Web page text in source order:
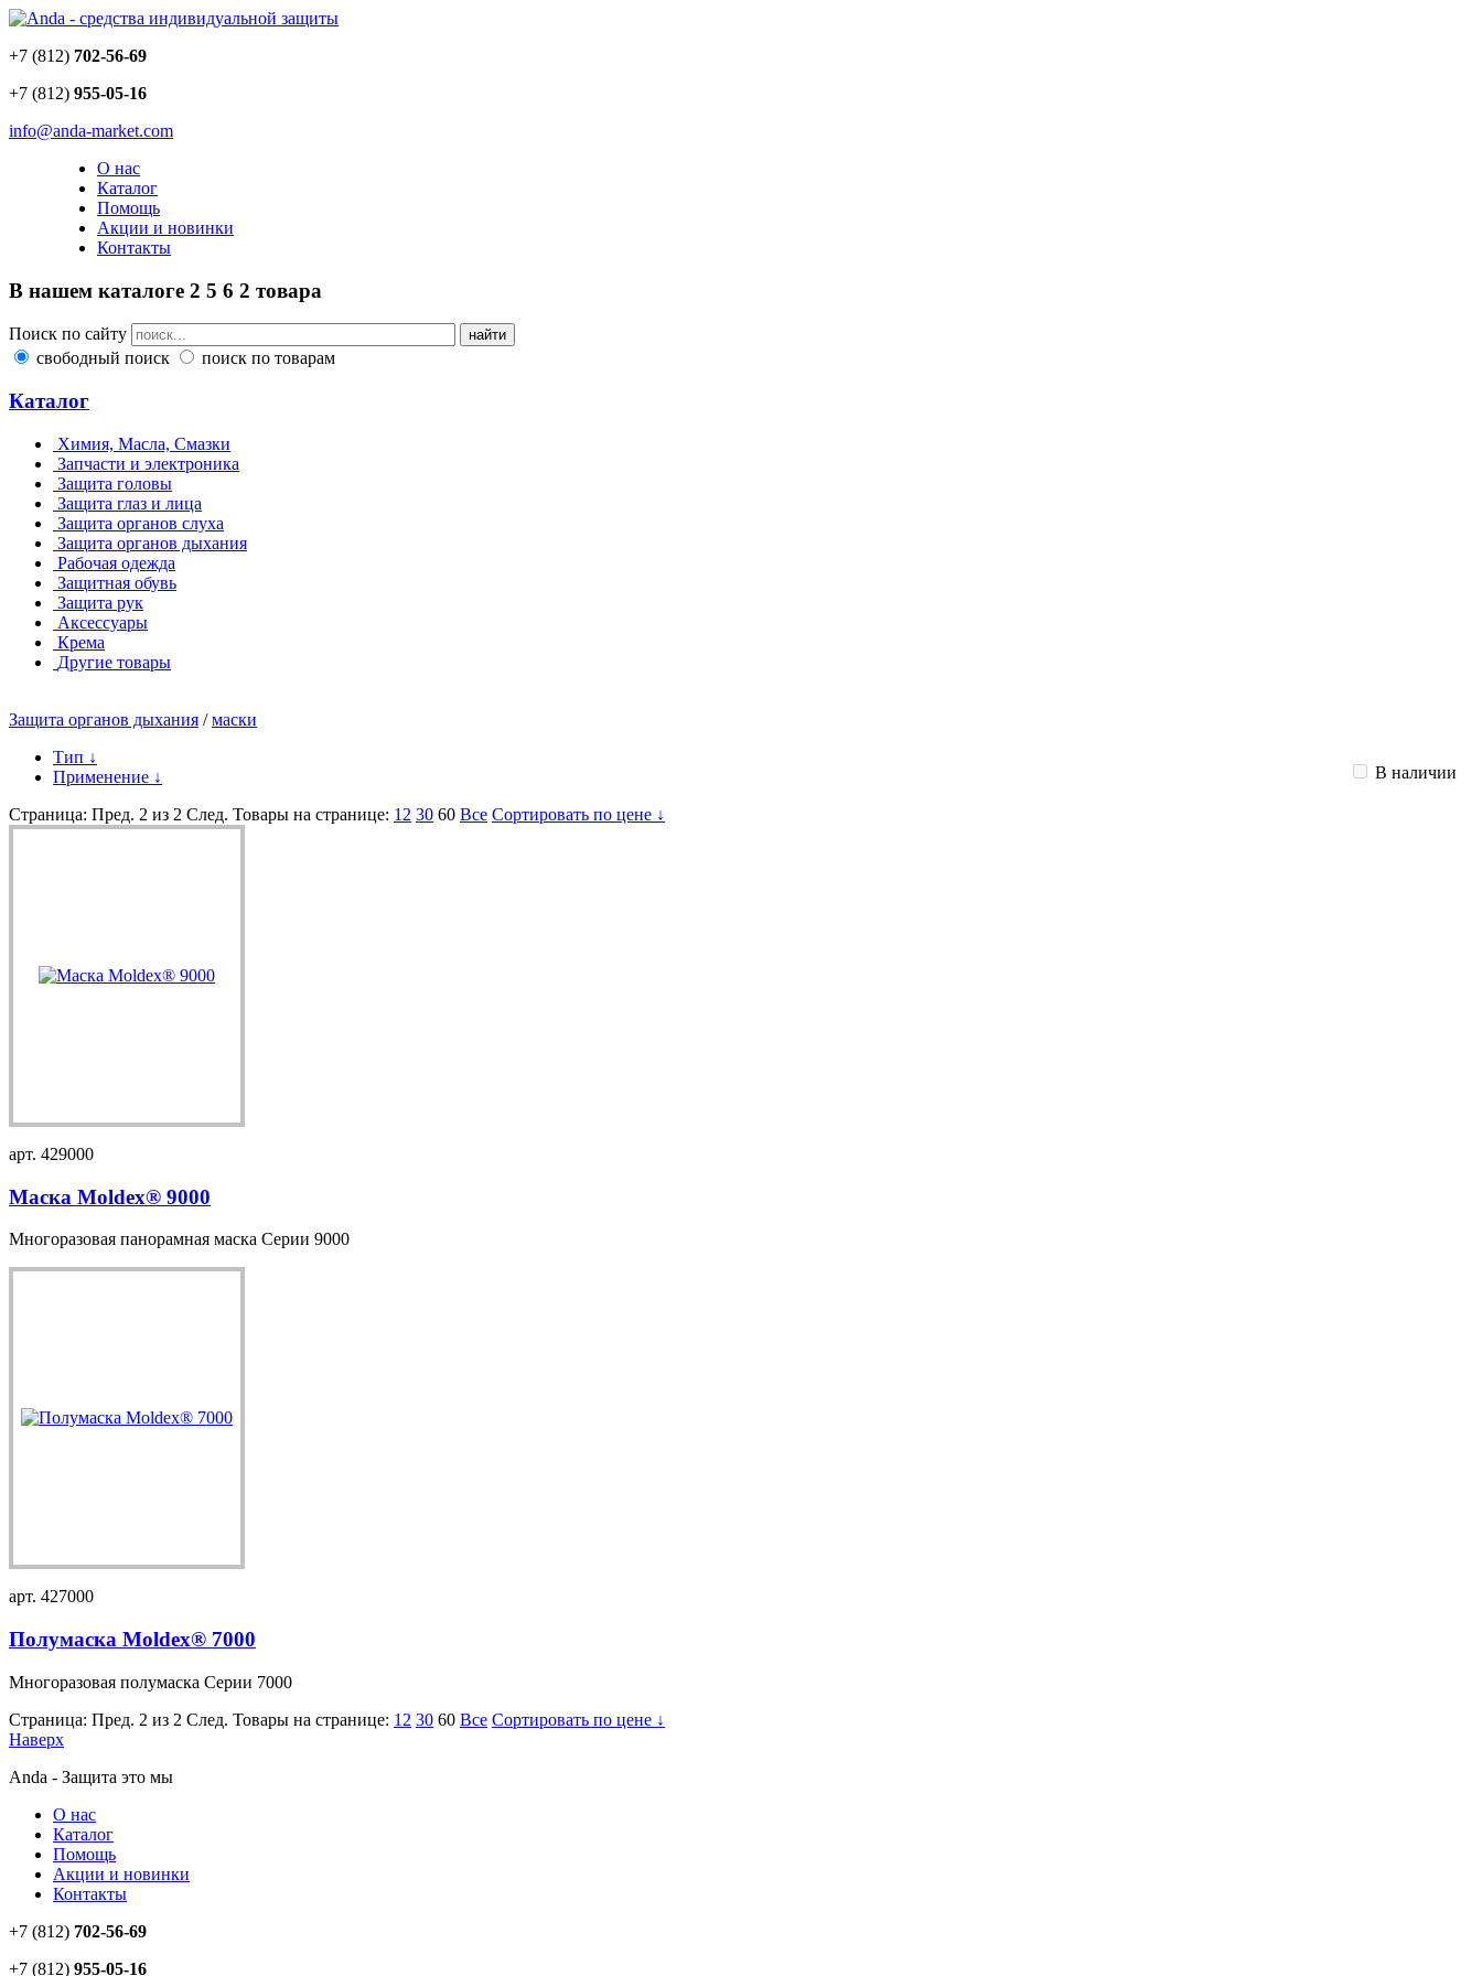
+7 (812) 702-56-69
+7 (812) 955-05-16
info@anda-market.com
О нас
Каталог
Помощь
Акции и новинки
Контакты
В нашем каталоге 2 5 6 2 товара
Поиск по сайту
свободный поиск
поиск по товарам
Каталог
Химия, Масла, Смазки
Запчасти и электроника
Защита головы
Защита глаз и лица
Защита органов слуха
Защита органов дыхания
Рабочая одежда
Защитная обувь
Защита рук
Аксессуары
Крема
Другие товары
Защита органов дыхания /маски
Тип ↓
Применение ↓ В наличии
Страница: Пред. 2 из 2 След. Товары на странице: 12 30 60 Все Сортировать по цене ↓
арт. 429000
Маска Moldex® 9000
Многоразовая панорамная маска Серии 9000
арт. 427000
Полумаска Moldex® 7000
Многоразовая полумаска Серии 7000
Страница: Пред. 2 из 2 След. Товары на странице: 12 30 60 Все Сортировать по цене ↓
Наверх
Anda - Защита это мы
О нас
Каталог
Помощь
Акции и новинки
Контакты
+7 (812) 702-56-69
+7 (812) 955-05-16